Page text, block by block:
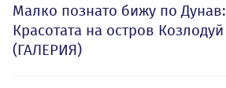
Малко познато бижу по Дунав:
Красотата на остров Козлодуй
(ГАЛЕРИЯ)